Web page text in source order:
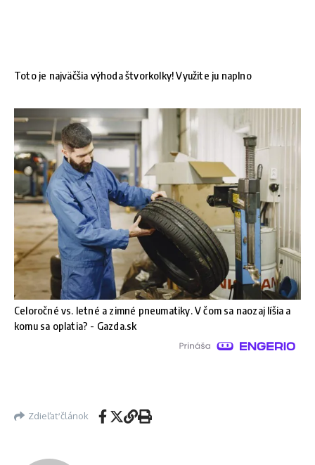
Toto je najväčšia výhoda štvorkolky! Využite ju naplno
Celoročné vs. letné a zimné pneumatiky. V čom sa naozaj líšia a
komu sa oplatia? - Gazda.sk
Zdieľať článok